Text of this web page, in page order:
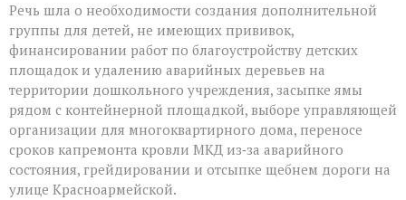
приём
жителей
Речь шла о необходимости создания дополнительной
группы для детей, не имеющих прививок,
финансировании работ по благоустройству детских
площадок и удалению аварийных деревьев на
территории дошкольного учреждения, засыпке ямы
рядом с контейнерной площадкой, выборе управляющей
организации для многоквартирного дома, переносе
сроков капремонта кровли МКД из‑за аварийного
состояния, грейдировании и отсыпке щебнем дороги на
улице Красноармейской.